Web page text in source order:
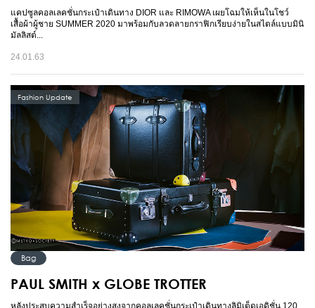
แคปซูลคอลเลคชั่นกระเป๋าเดินทาง DIOR และ RIMOWA เผยโฉมให้เห็นในโชว์
เสื้อผ้าผู้ชาย SUMMER 2020 มาพร้อมกับลวดลายกราฟิกเรียบง่ายในสไตล์แบบมินิ
มัลลิสต์...
24.01.63
Fashion Update
Bag
PAUL SMITH x GLOBE TROTTER
หลังประสบความสำเร็จอย่างสูงจากคอลเลคชั่นกระเป๋าเดินทางลิมิเต็ดเอดิชั่น 120